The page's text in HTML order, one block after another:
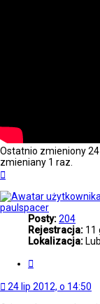
Ostatnio zmieniony
zmieniany 1 raz.
paulspacer
Posty:204
Rejestracja: 11
Lokalizacja:
24 lip 2012, o 14:50